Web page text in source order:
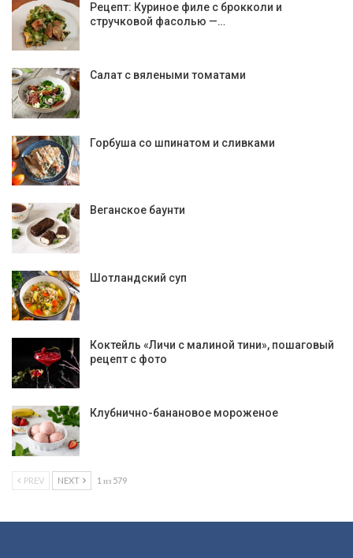
Рецепт: Куриное филе с брокколи и
стручковой фасолью —…
Салат с вялеными томатами
Горбуша со шпинатом и сливками
Веганское баунти
Шотландский суп
Коктейль «Личи с малиной тини», пошаговый
рецепт с фото
Клубнично-банановое мороженое
PREV NEXT 1 из 579